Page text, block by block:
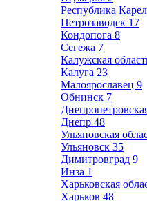
Республика
Петрозаводск 17
Кондопога 8
Сегежа 7
Калужская
Калуга 23
Малоярославец 9
Обнинск 7
Днепр 48
Ульяновская
Ульяновск 35
Димитровград 9
Инза 1
Харьковская
Харьков 48